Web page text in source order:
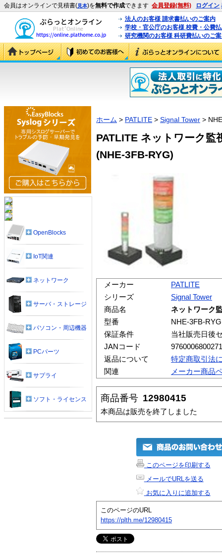
会員はオンラインで見積書(見本)を無料で作成できます 会員登録(無料) ログイン
法人のお客様 請求書払いのご案内
学校・官公庁のお客様 校費・公費
研究機関のお客様 科研費払いのご
ホーム > PATLITE > Signal Tower >
PATLITE ネットワーク
(NHE-3FB-RYG)
メーカー
PATLITE
シリーズ
Signal Tower
商品名
ネットワーク
型番
NHE-3FB-RYG
保証条件
当社販売日後
JANコード
9760006800271
返品について
特定商取引法
関連
メーカー商品
商品番号 12980415
本商品は販売を終了しました
このページを印刷する
メールでURLを送る
お気に入りに追加する
このページのURL
https://plth.me/12980415
OpenBlocks
IoT関連
ネットワーク
サーバ・ストレージ
パソコン・周辺機器
PCパーツ
サプライ
ソフト・ライセンス